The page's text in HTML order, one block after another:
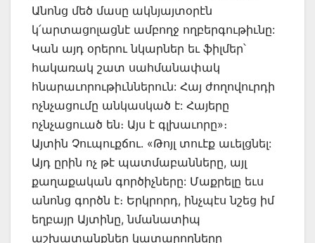
Անոնց մեծ մասը ակնյայտօրէն
կ՛արտացոլացնէ ամբողջ ողբերգութիւնը:
Կան այդ օրերու նկարներ եւ ֆիլմեր՝
հակառակ շատ սահմանափակ
հնարաւորութիւններուն: Հայ ժողովուրդի
ոչնչացումը անկասկած է: Հայերը
ոչնչացուած են։ Այս է գլխաւորը»։
Այտին Չուպուքճու. «Թոյլ տուէք աւելցնել:
Այդ ըրին ոչ թէ պատմաբանները, այլ
քաղաքական գործիչները: Մաքրելը եւս
անոնց գործն է։ Երկրորդ, ինչպէս նշեց իմ
եղբայր Այտինը, նմանատիպ
աշխատանքներ կատարողները